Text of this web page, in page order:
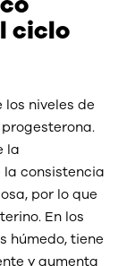
ciclo
los niveles de
la
la consistencia
por lo que
En los
húmedo, tiene
y aumenta